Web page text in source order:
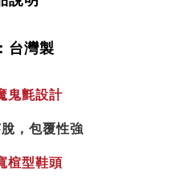
台灣製
鬼氈設計
，包覆性強
楦型鞋頭